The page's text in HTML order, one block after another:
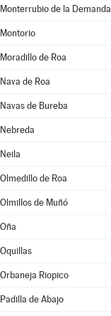
Monterrubio de la Demanda
Montorio
Moradillo de Roa
Nava de Roa
Navas de Bureba
Nebreda
Neila
Olmedillo de Roa
Olmillos de Muñó
Oña
Oquillas
Orbaneja Riopico
Padilla de Abajo